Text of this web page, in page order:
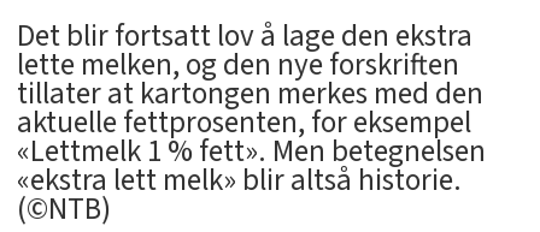
Det blir fortsatt lov å lage den ekstra
lette melken, og den nye forskriften
tillater at kartongen merkes med den
aktuelle fettprosenten, for eksempel
«Lettmelk 1 % fett». Men betegnelsen
«ekstra lett melk» blir altså historie.
(©NTB)